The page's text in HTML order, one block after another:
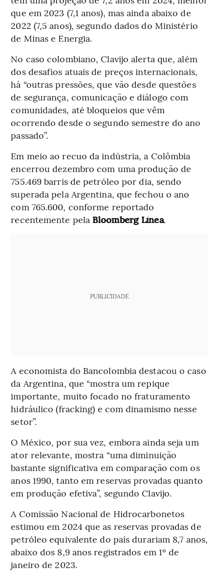
que em 2023 (7,1 anos), mas ainda abaixo de
2022 (7,5 anos), segundo dados do Ministério
de Minas e Energia.
No caso colombiano, Clavijo alerta que, além
dos desafios atuais de preços internacionais,
há “outras pressões, que vão desde questões
de segurança, comunicação e diálogo com
comunidades, até bloqueios que vêm
ocorrendo desde o segundo semestre do ano
passado”.
Em meio ao recuo da indústria, a Colômbia
encerrou dezembro com uma produção de
755.469 barris de petróleo por dia, sendo
superada pela Argentina, que fechou o ano
com 765.600, conforme reportado
recentemente pela Bloomberg Línea.
PUBLICIDADE
A economista do Bancolombia destacou o caso
da Argentina, que “mostra um repique
importante, muito focado no fraturamento
hidráulico (fracking) e com dinamismo nesse
setor”.
O México, por sua vez, embora ainda seja um
ator relevante, mostra “uma diminuição
bastante significativa em comparação com os
anos 1990, tanto em reservas provadas quanto
em produção efetiva”, segundo Clavijo.
A Comissão Nacional de Hidrocarbonetos
estimou em 2024 que as reservas provadas de
petróleo equivalente do país durariam 8,7 anos,
abaixo dos 8,9 anos registrados em 1º de
janeiro de 2023.